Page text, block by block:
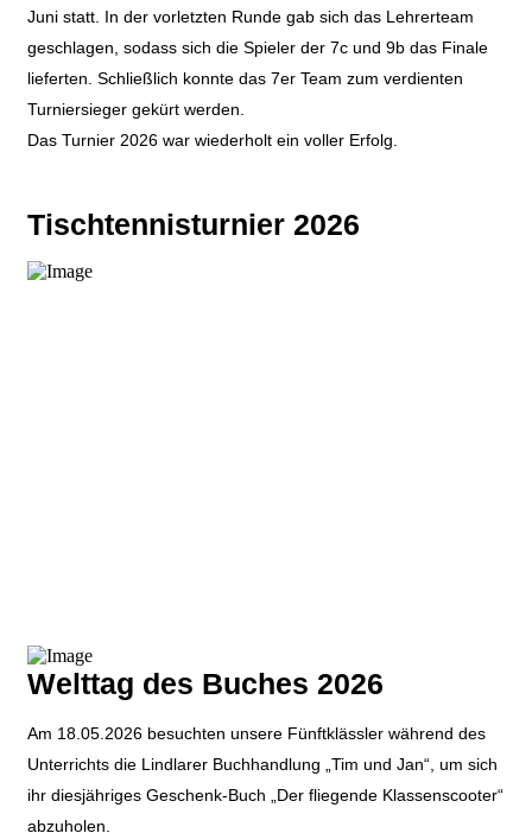
Tischtennisturnier 2026
Juni statt. In der vorletzten Runde gab sich das Lehrerteam
geschlagen, sodass sich die Spieler der 7c und 9b das Finale
lieferten. Schließlich konnte das 7er Team zum verdienten
Turniersieger gekürt werden.
Das Turnier 2026 war wiederholt ein voller Erfolg.
Welttag des Buches 2026
Am 18.05.2026 besuchten unsere Fünftklässler während des
Unterrichts die Lindlarer Buchhandlung „Tim und Jan“, um sich
ihr diesjähriges Geschenk-Buch „Der fliegende Klassenscooter“
abzuholen.